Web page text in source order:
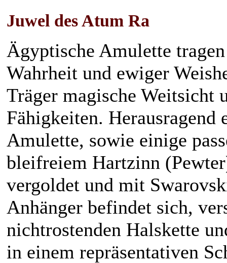
Juwel des Atum Ra
Ägyptische Amulette
Wahrheit und ewiger
Träger magische Weitsicht
Fähigkeiten.
Amulette, sowie einige
bleifreiem Hartzinn
vergoldet und mit
Anhänger befindet sich,
nichtrostenden Halskette
in einem repräsentativen